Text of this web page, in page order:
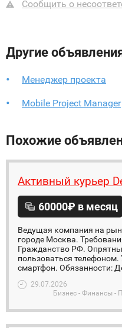
Сообщить о
Другие
Менеджер проекта
Mobile Project Manager
Похожие
Активный курьер
60000₽ в месяц
Ведущая компания на
городе Москва.
Гражданство РФ.
пользоваться
смартфон. Обязанности:
29.07.2026
Бизнес - Финансы -